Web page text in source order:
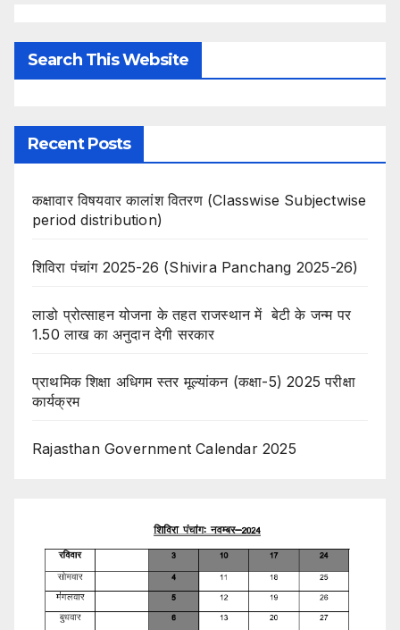
Search This Website
Recent Posts
कक्षावार विषयवार कालांश वितरण (Classwise Subjectwise
period distribution)
शिविरा पंचांग 2025-26 (Shivira Panchang 2025-26)
लाडो प्रोत्साहन योजना के तहत राजस्थान में बेटी के जन्म पर
1.50 लाख का अनुदान देगी सरकार
प्राथमिक शिक्षा अधिगम स्तर मूल्यांकन (कक्षा-5) 2025 परीक्षा
कार्यक्रम
Rajasthan Government Calendar 2025